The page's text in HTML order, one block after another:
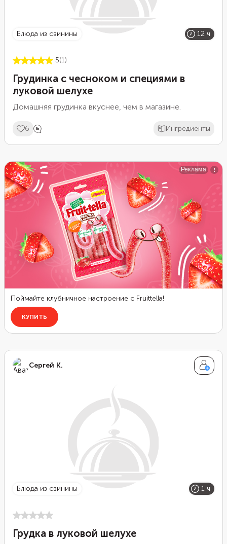
блюда из свинины 12 ч
5(1)
Грудинка с чесноком и специями в
луковой шелухе
Домашняя грудинка вкуснее, чем в магазине.
6 Ингредиенты
Сергей К.
блюда из свинины 1 ч
Грудка в луковой шелухе